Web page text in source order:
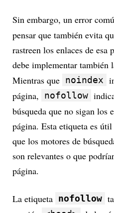
Sin embargo, un error
pensar que también evita
rastreen los enlaces de esa
debe implementar también
Mientras que noindex
página,
nofollow
búsqueda que no sigan los
página. Esta etiqueta es
que los motores de
son relevantes o que
página.
La etiqueta nofollow